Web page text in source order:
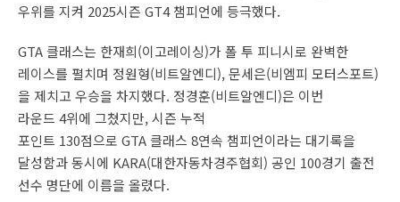
우위를 지켜 2025시즌 GT4 챔피언에 등극했다.
GTA 클래스는 한재희(이고레이싱)가 폴 투 피니시로 완벽한
레이스를 펼치며 정원형(비트알엔디), 문세은(비엠피 모터스포트)
을 제치고 우승을 차지했다. 정경훈(비트알엔디)은 이번
라운드 4위에 그쳤지만, 시즌 누적
포인트 130점으로 GTA 클래스 8연속 챔피언이라는 대기록을
달성함과 동시에 KARA(대한자동차경주협회) 공인 100경기 출전
선수 명단에 이름을 올렸다.